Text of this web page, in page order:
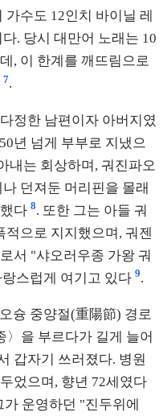
수도 12인치 바이닐 레
. 당시 대만어 노래는 10
, 이 한계를 깨뜨림으로
7.
정한 남편이자 아버지였
년 넘게 부부로 지냈으
내는 회상하며, 궈진파오
던져둔 머리핀을 몰래
다 8. 또한 그는 아들 궈
으로 지지했으며, 궈젠
서 "샤오러우종 가왕 궈
스럽게 여기고 있다 9.
슝 중양절(重陽節) 경로
을 부르다가 길게 늘어
갑자기 쓰러졌다. 병원
었으며, 향년 72세였다
운영하던 "진두위에